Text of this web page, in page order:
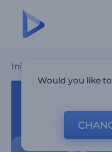
Início
Would you like